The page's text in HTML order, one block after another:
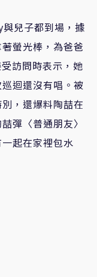
與兒子都到場，據
螢光棒，為爸爸
訪問時表示，她
迴還沒有唱。被
，還爆料陶喆在
彈〈普通朋友〉
起在家裡包水